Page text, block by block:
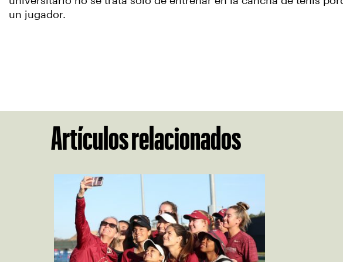
un jugador.
Artículos relacionados